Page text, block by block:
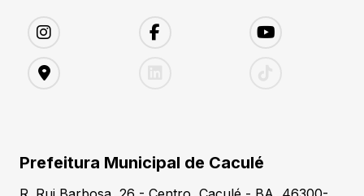
Prefeitura Municipal de Caculé